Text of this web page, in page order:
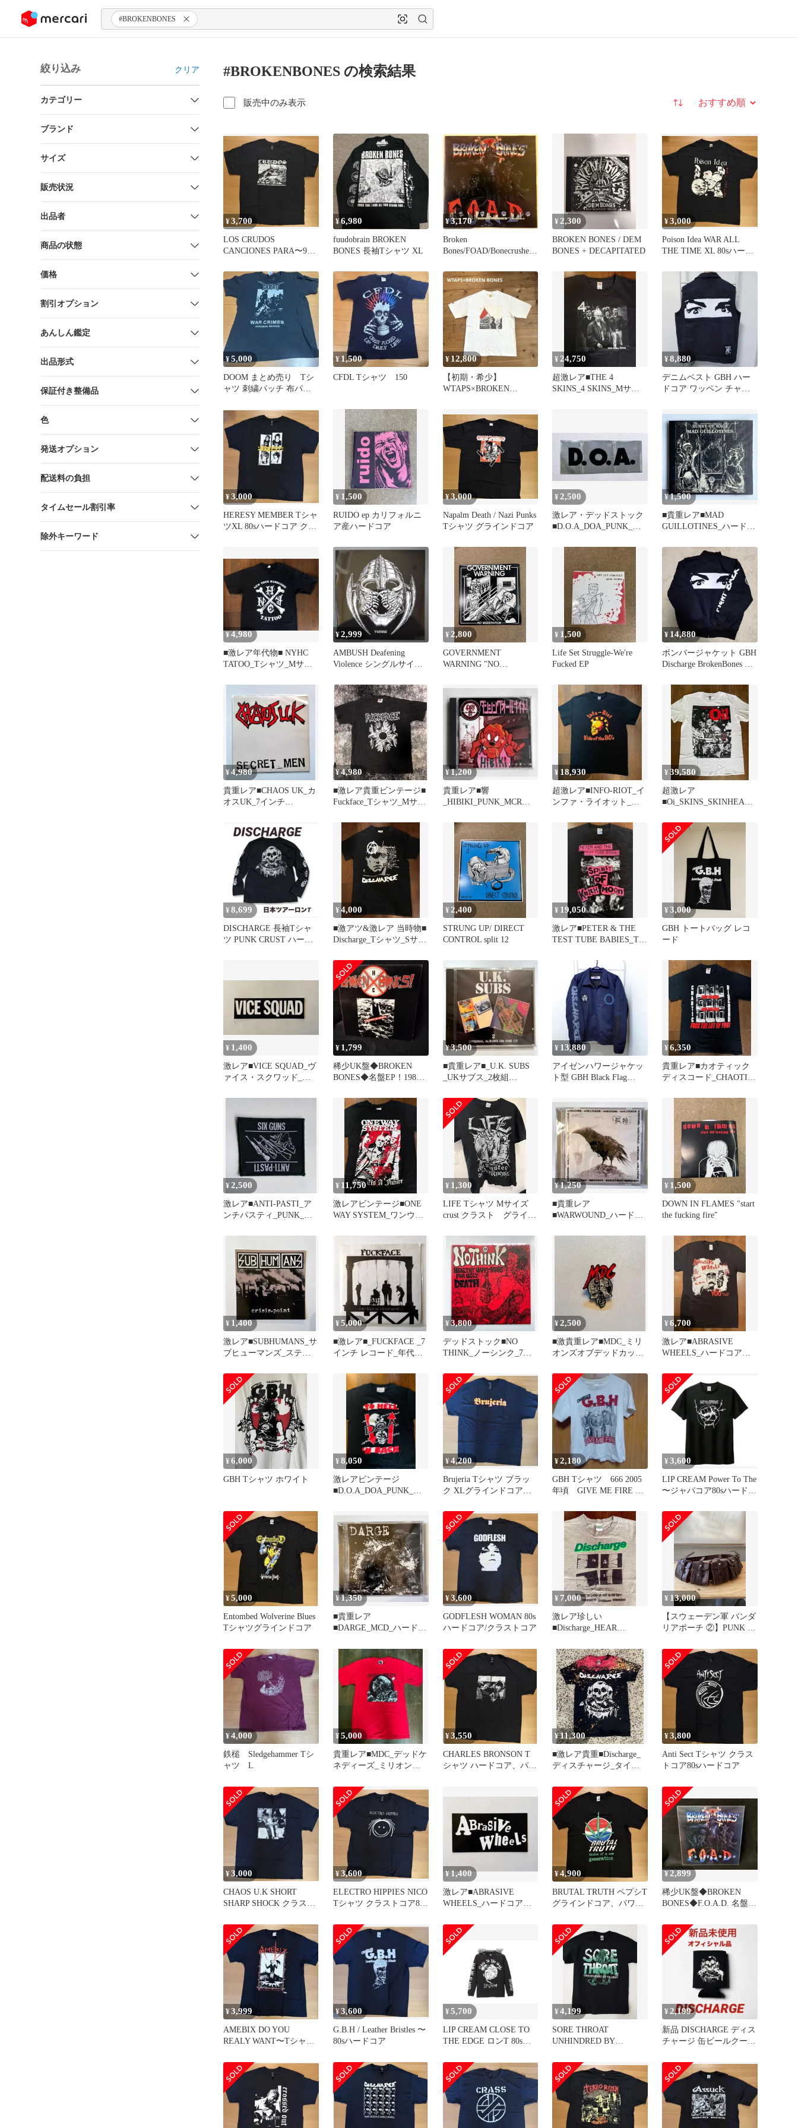
ツにスキップ #BROKENBONES
絞り込み クリア
カテゴリー
ブランド
サイズ
販売状況
出品者
商品の状態
価格
割引オプション
あんしん鑑定
出品形式
保証付き整備品
色
発送オプション
配送料の負担
タイムセール割引率
除外キーワード
#BROKENBONES の検索結果
販売中のみ表示 並び替え
¥3,700
LOS CRUDOS
CANCIONES PARA〜90s
¥6,980
fuudobrain BROKEN
BONES 長袖Tシャツ XL
¥3,170
Broken
Bones/FOAD/Bonecrusher/
¥ 2,300
BROKEN BONES / DEM
BONES + DECAPITATED
¥3,000
Poison Idea WAR ALL
THE TIME XL 80sハード
¥5,000
DOOM まとめ売り Tシ
ャツ 刺繍パッチ 布パッ
¥1,500
CFDL Tシャツ 150
¥ 12,800
【初期・希少】
WTAPS×BROKEN
¥ 24,750
超激レア■THE 4
SKINS_4 SKINS_Mサイ
¥8,880
デニムベスト GBH ハー
ドコア ワッペン チャー
¥3,000
HERESY MEMBER Tシャ
ツXL 80sハードコア クラ
¥ 1,500
RUIDO ep カリフォルニ
ア産ハードコア
¥3,000
Napalm Death / Nazi Punks
Tシャツ グラインドコア
¥ 2,500
激レア・デッドストック
■D.O.A_DOA_PUNK_ス
¥1,500
■貴重レア■MAD
GUILLOTINES_ハードコ
封
¥4,980
■激レア年代物■ NYHC
TATOO_Tシャツ_Mサイ
¥2,999
AMBUSH Deafening
Violence シングルサイド
¥ 2,800
GOVERNMENT
WARNING "NO
¥ 1,500
Life Set Struggle-We're
Fucked EP
¥ 14,880
ボンバージャケット GBH
Discharge BrokenBones ワ
¥4,980
貴重レア■CHAOS UK_カ
オスUK_7インチ
¥4,980
■激レア貴重ビンテージ■
Fuckface_Tシャツ_Mサイ
¥1,200
貴重レア■響
_HIBIKI_PUNK_MCR
¥ 18,930
超激レア■INFO-RIOT_イ
ンファ・ライオット_パ
¥39,580
超激レア
■Oi_SKINS_SKINHEADS
未使用
¥ 8,699
DISCHARGE 長袖Tシャ
ツ PUNK CRUST ハード
¥4,000
■激アツ&激レア 当時物■
Discharge_Tシャツ_Sサイ
¥ 2,400
STRUNG UP/ DIRECT
CONTROL split 12
¥ 19,050
激レア■PETER & THE
TEST TUBE BABIES_Tシ
¥3,000
GBH トートバッグ レコ
ード
¥ 1,400
激レア■VICE SQUAD_ヴ
ァイス・スクワッド_ス
¥ 1,799
稀少UK盤◆BROKEN
BONES◆名盤EP！1987
¥3,500
■貴重レア■_U.K. SUBS
_UKサブス_2枚組
¥ 13,880
アイゼンハワージャケッ
ト型 GBH Black Flag
¥6,350
貴重レア■カオティック
ディスコード_CHAOTIC
¥2,500
激レア■ANTI-PASTI_ア
ンチパスティ_PUNK_ワ
¥ 11,750
激レアビンテージ■ONE
WAY SYSTEM_ワンウェ
¥ 1,300
LIFE Tシャツ Mサイズ
crust クラスト グライン
¥1,250
■貴重レア
■WARWOUND_ハードコ
新品 未開封
¥ 1,500
DOWN IN FLAMES "start
the fucking fire"
¥ 1,400
激レア■SUBHUMANS_サ
ブヒューマンズ_ステッ
¥5,000
■激レア■_FUCKFACE _7
インチ レコード_年代物_
¥3,800
デッドストック■NO
THINK_ノーシンク_7イ
使用
¥2,500
■激貴重レア■MDC_ミリ
オンズオブデッドカップ
用
¥6,700
激レア■ABRASIVE
WHEELS_ハードコアパ
¥6,000
GBH Tシャツ ホワイト
¥8,050
激レアビンテージ
■D.O.A_DOA_PUNK_パ
¥4,200
Brujeria Tシャツ ブラッ
ク XLグラインドコア
¥2,180
GBH Tシャツ 666 2005
年頃 GIVE ME FIRE ち
¥ 3,600
LIP CREAM Power To The
〜ジャパコア80sハードコ
¥5,000
Entombed Wolverine Blues
Tシャツグラインドコア
¥1,350
■貴重レア
■DARGE_MCD_ハードコ
封
¥3,600
GODFLESH WOMAN 80s
ハードコア/クラストコア
¥ 7,000
激レア珍しい
■Discharge_HEAR
ズ中古
¥ 13,000
【スウェーデン軍 バンダ
リアポーチ ②】PUNK パ
¥4,000
鉄槌 Sledgehammer Tシ
ャツ L
¥5,000
貴重レア■MDC_デッドケ
ネディーズ_ミリオンズ
中古
¥3,550
CHARLES BRONSON T
シャツ ハードコア、パワ
¥11,300
■激レア貴重■Discharge_
ディスチャージ_タイダ
¥3,800
Anti Sect Tシャツ クラス
トコア80sハードコア
¥3,000
CHAOS U.K SHORT
SHARP SHOCK クラスト
¥3,600
ELECTRO HIPPIES NICO
Tシャツ クラストコア80s
¥ 1,400
激レア■ABRASIVE
WHEELS_ハードコアパ
使用
¥4,900
BRUTAL TRUTH ペプシT
グラインドコア、パワー
¥2,899
稀少UK盤◆BROKEN
BONES◆F.O.A.D. 名盤
¥3,999
AMEBIX DO YOU
REALY WANT〜Tシャツ
¥3,600
G.B.H / Leather Bristles 〜
80sハードコア
¥5,700
LIP CREAM CLOSE TO
THE EDGE ロンT 80sハ
¥4,199
SORE THROAT
UNHINDRED BY
¥2,199
新品 DISCHARGE ディス
チャージ 缶ビールクージ